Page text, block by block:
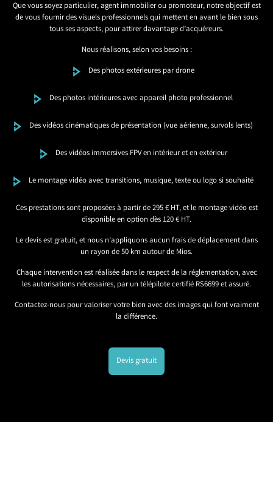
Que vous soyez particulier, agent immobilier ou promoteur, notre objectif est
de vous fournir des visuels professionnels qui mettent en avant le bien sous
tous ses aspects, pour attirer davantage d’acquéreurs.
Nous réalisons, selon vos besoins :
Des photos extérieures par drone
Des photos intérieures avec appareil photo professionnel
Des vidéos cinématiques de présentation (vue aérienne, survols lents)
Des vidéos immersives FPV en intérieur et en extérieur
Le montage vidéo avec transitions, musique, texte ou logo si souhaité
Ces prestations sont proposées à partir de 295 € HT, et le montage vidéo est
disponible en option dès 120 € HT.
Le devis est gratuit, et nous n’appliquons aucun frais de déplacement dans
un rayon de 50 km autour de Mios.
Chaque intervention est réalisée dans le respect de la réglementation, avec
les autorisations nécessaires, par un télépilote certifié RS6699 et assuré.
Contactez-nous pour valoriser votre bien avec des images qui font vraiment
la différence.
Devis gratuit